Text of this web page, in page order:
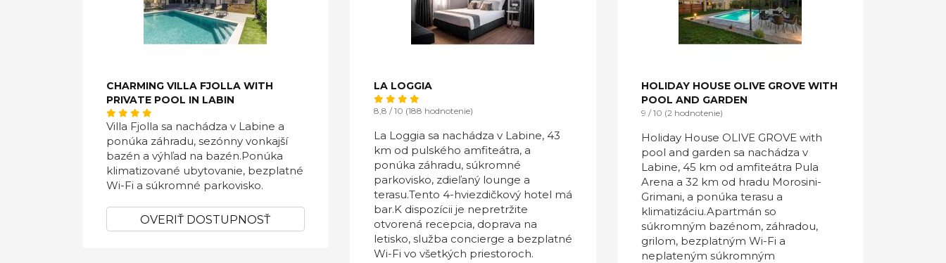
CHARMING VILLA FJOLLA WITH
PRIVATE POOL IN LABIN
Villa Fjolla sa nachádza v Labine a
ponúka záhradu, sezónny vonkajší
bazén a výhľad na bazén.Ponúka
klimatizované ubytovanie, bezplatné
Wi-Fi a súkromné ​​parkovisko.
OVERIŤ DOSTUPNOSŤ
LA LOGGIA
8,8 / 10 (188 hodnotenie)
La Loggia sa nachádza v Labine, 43
km od pulského amfiteátra, a
ponúka záhradu, súkromné ​​
parkovisko, zdieľaný lounge a
terasu.Tento 4-hviezdičkový hotel má
bar.K dispozícii je nepretržite
otvorená recepcia, doprava na
letisko, služba concierge a bezplatné
Wi-Fi vo všetkých priestoroch.
HOLIDAY HOUSE OLIVE GROVE WITH
POOL AND GARDEN
9 / 10 (2 hodnotenie)
Holiday House OLIVE GROVE with
pool and garden sa nachádza v
Labine, 45 km od amfiteátra Pula
Arena a 32 km od hradu Morosini-
Grimani, a ponúka terasu a
klimatizáciu.Apartmán so
súkromným bazénom, záhradou,
grilom, bezplatným Wi-Fi a
neplateným súkromným